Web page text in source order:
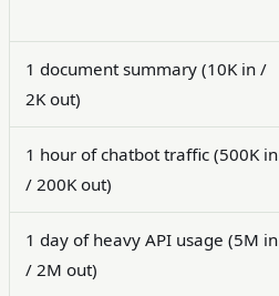
1 document summary (10K in /
2K out)
1 hour of chatbot traffic (500K in
/ 200K out)
1 day of heavy API usage (5M in
/ 2M out)